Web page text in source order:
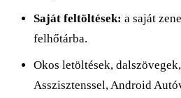
Saját feltöltések: a saját
felhőtárba.
Okos letöltések,
Asszisztenssel, Android